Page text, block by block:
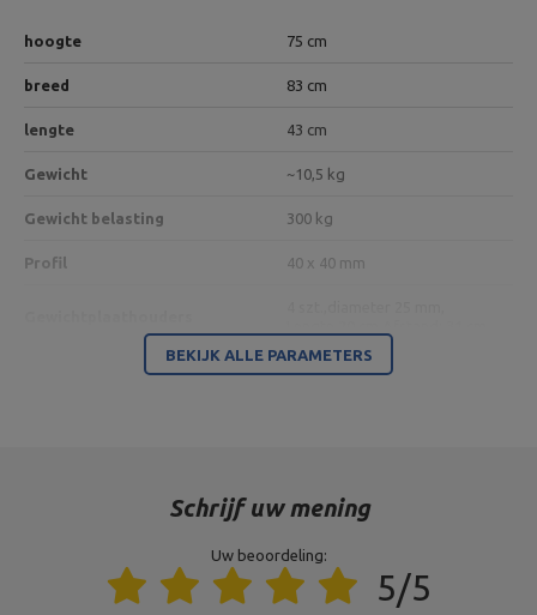
hoogte 75 cm
breed 83 cm
lengte 43 cm
Gewicht ~10,5 kg
Gewicht belasting 300 kg
Profil 40 x 40 mm
handvat handvat
3 szt.,Diameter 30 mm,
MH-S007
BEKIJK ALLE PARAMETERS
Schrijf uw mening
Uw beoordeling:
5/5